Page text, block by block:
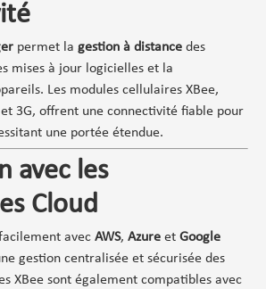
permet la gestion à distance des
mises à jour logicielles et la
Les modules cellulaires XBee,
et 3G, offrent une connectivité fiable pour
une portée étendue.
avec les
Cloud
avec AWS, Azure et Google
gestion centralisée et sécurisée des
XBee sont également compatibles avec